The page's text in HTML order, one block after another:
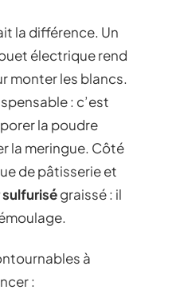
la différence. Un
électrique rend
monter les blancs.
: c’est
la poudre
la meringue. Côté
de pâtisserie et
graissé : il
à
: